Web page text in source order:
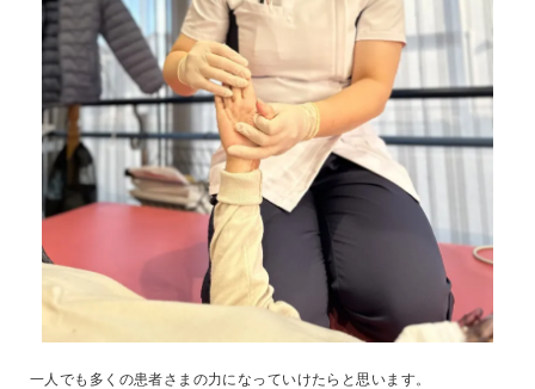
一人でも多くの患者さまの力になっていけたらと思います。